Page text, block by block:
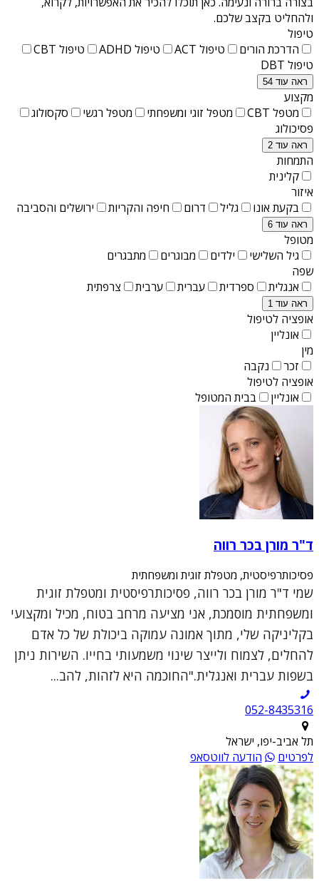
ולהחליט בקצב שלכם.
טיפול
הדרכת הורים
טיפול ACT טיפול ADHD
טיפול CBT
טיפול DBT
ראה עוד 54
מקצוע
מטפל CBT
מטפל זוגי ומשפחתי מטפל רגשי
סקסולוג
פסיכולוג
ראה עוד 2
התמחות
קלינית
איזור
בקעת אונו
גליל דרום חיפה והקריות ירושלים והסביבה
ראה עוד 6
מטופל
גיל השלישי
ילדים מבוגרים
מתבגרים
שפה
אנגלית
ספרדית עברית ערבית צרפתית
ראה עוד 1
אופציה לטיפול
אונליין
מין
זכר
נקבה
אופציה לטיפול
אונליין
בבית המטופל
ד"ר מורן בכר רווה
פסיכותרפיסטית, מטפלת זוגית ומשפחתית
שמי ד"ר מורן בכר רווה, פסיכותרפיסטית ומטפלת זוגית
ומשפחתית מוסמכת, אני מציעה מרחב בטוח, מכיל ומקצועי
בקליניקה שלי, מתוך אמונה עמוקה ביכולת של כל אדם
להחלים, לצמוח ולייצר שינוי משמעותי בחייו. השירות ניתן
בשפות עברית ואנגלית."החוכמה היא לזהות, להב...
052-8435316
תל אביב-יפו, ישראל
לפרטים
הודעה לווטסאפ